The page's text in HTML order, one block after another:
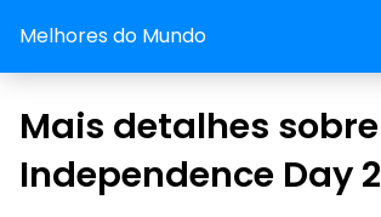
Melhores do Mundo
Mais detalhes sobre
Independence Day 2